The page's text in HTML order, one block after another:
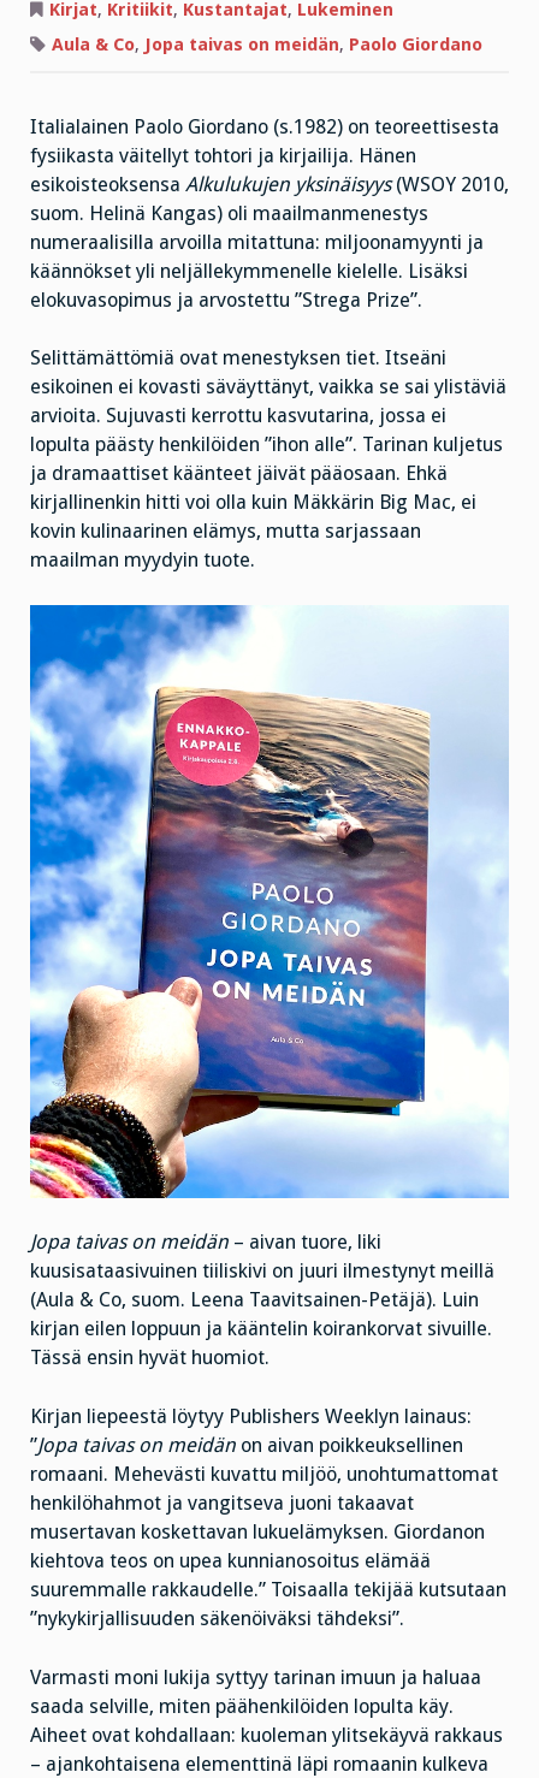
taivas
meidän
–
maailmanmenestys?
Kirjat, Kritiikit, Kustantajat, Lukeminen
Aula & Co, Jopa taivas on meidän, Paolo Giordano
Italialainen Paolo Giordano (s.1982) on teoreettisesta
fysiikasta väitellyt tohtori ja kirjailija. Hänen
esikoisteoksensa Alkulukujen yksinäisyys(WSOY 2010,
suom. Helinä Kangas) oli maailmanmenestys
numeraalisilla arvoilla mitattuna: miljoonamyynti ja
käännökset yli neljällekymmenelle kielelle. Lisäksi
elokuvasopimus ja arvostettu ”Strega Prize”.
Selittämättömiä ovat menestyksen tiet. Itseäni
esikoinen ei kovasti säväyttänyt, vaikka se sai ylistäviä
arvioita. Sujuvasti kerrottu kasvutarina, jossa ei
lopulta päästy henkilöiden ”ihon alle”. Tarinan kuljetus
ja dramaattiset käänteet jäivät pääosaan. Ehkä
kirjallinenkin hitti voi olla kuin Mäkkärin Big Mac, ei
kovin kulinaarinen elämys, mutta sarjassaan
maailman myydyin tuote.
Jopa taivas on meidän – aivan tuore, liki
kuusisataasivuinen tiiliskivi on juuri ilmestynyt meillä
(Aula & Co, suom. Leena Taavitsainen-Petäjä). Luin
kirjan eilen loppuun ja kääntelin koirankorvat sivuille.
Tässä ensin hyvät huomiot.
Kirjan liepeestä löytyy Publishers Weeklyn lainaus:
”Jopa taivas on meidän on aivan poikkeuksellinen
romaani. Mehevästi kuvattu miljöö, unohtumattomat
henkilöhahmot ja vangitseva juoni takaavat
musertavan koskettavan lukuelämyksen. Giordanon
kiehtova teos on upea kunnianosoitus elämää
suuremmalle rakkaudelle.” Toisaalla tekijää kutsutaan
”nykykirjallisuuden säkenöiväksi tähdeksi”.
Varmasti moni lukija syttyy tarinan imuun ja haluaa
saada selville, miten päähenkilöiden lopulta käy.
Aiheet ovat kohdallaan: kuoleman ylitsekäyvä rakkaus
– ajankohtaisena elementtinä läpi romaanin kulkeva